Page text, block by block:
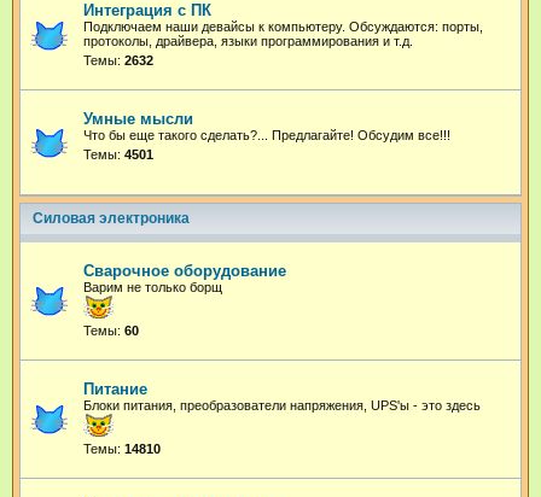
Интеграция с ПК
Подключаем наши девайсы к компьютеру. Обсуждаются: порты,
протоколы, драйвера, языки программирования и т.д.
Темы: 2632
Умные мысли
Что бы еще такого сделать?... Предлагайте! Обсудим все!!!
Темы: 4501
Силовая электроника
Сварочное оборудование
Варим не только борщ
Темы: 60
Питание
Блоки питания, преобразователи напряжения, UPS'ы - это здесь
Темы: 14810